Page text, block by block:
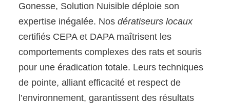
Gonesse, Solution Nuisible déploie son
expertise inégalée. Nosdératiseurs locaux
certifiés CEPA et DAPA maîtrisent les
comportements complexes des rats et souris
pour une éradication totale. Leurs techniques
de pointe, alliant efficacité et respect de
l’environnement, garantissent des résultats